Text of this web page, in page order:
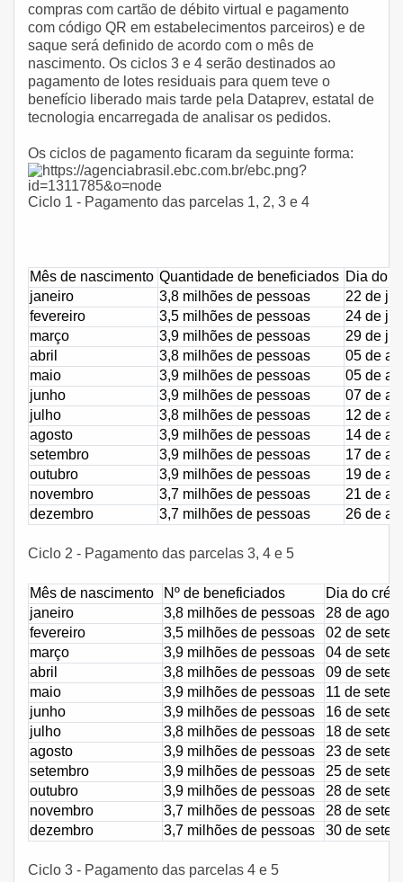
compras com cartão de débito virtual e pagamento
com código QR em estabelecimentos parceiros) e de
saque será definido de acordo com o mês de
nascimento. Os ciclos 3 e 4 serão destinados ao
pagamento de lotes residuais para quem teve o
benefício liberado mais tarde pela Dataprev, estatal de
tecnologia encarregada de analisar os pedidos.
Os ciclos de pagamento ficaram da seguinte forma:
Ciclo 1 - Pagamento das parcelas 1, 2, 3 e 4
Mês de nascimento Quantidade de beneficiados Dia do
janeiro
3,8 milhões de pessoas
22 de
fevereiro
3,5 milhões de pessoas
24 de
março
3,9 milhões de pessoas
29 de
abril
3,8 milhões de pessoas
05 de
maio
3,9 milhões de pessoas
05 de
junho
3,9 milhões de pessoas
07 de
julho
3,8 milhões de pessoas
12 de
agosto
3,9 milhões de pessoas
14 de
setembro
3,9 milhões de pessoas
17 de
outubro
3,9 milhões de pessoas
19 de
novembro
3,7 milhões de pessoas
21 de
dezembro
3,7 milhões de pessoas 26 de
Ciclo 2 - Pagamento das parcelas 3, 4 e 5
Mês de nascimento Nº de beneficiados
Dia do
janeiro
3,8 milhões de pessoas
28 de
fevereiro
3,5 milhões de pessoas
02 de
março
3,9 milhões de pessoas
04 de
abril
3,8 milhões de pessoas
09 de
maio
3,9 milhões de pessoas
11 de
junho
3,9 milhões de pessoas
16 de
julho
3,8 milhões de pessoas
18 de
agosto
3,9 milhões de pessoas
23 de
setembro
3,9 milhões de pessoas
25 de
outubro
3,9 milhões de pessoas
28 de
novembro
3,7 milhões de pessoas
28 de
dezembro
3,7 milhões de pessoas 30 de
Ciclo 3 - Pagamento das parcelas 4 e 5